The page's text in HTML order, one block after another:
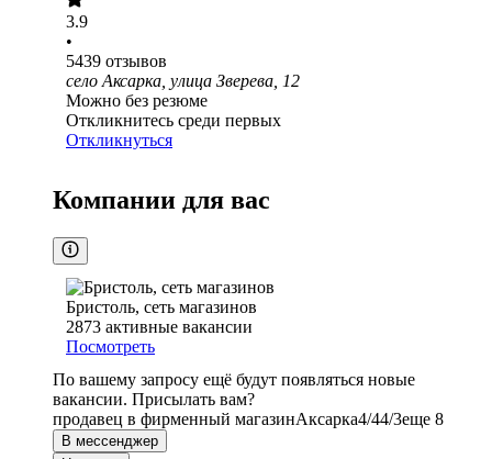
3.9
•
5439 отзывов
село Аксарка, улица Зверева, 12
Можно без резюме
Откликнитесь среди первых
Откликнуться
Компании для вас
Бристоль, сеть магазинов
2873 активные вакансии
Посмотреть
По вашему запросу ещё будут появляться новые
вакансии. Присылать вам?
продавец в фирменный магазинАксарка4/44/3еще 8
В мессенджер